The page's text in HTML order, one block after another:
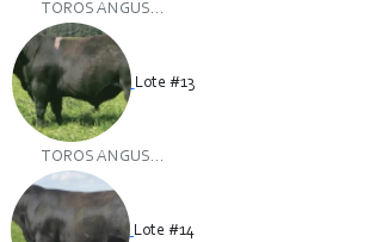
TOROS ANGUS...
Lote #13
TOROS ANGUS...
Lote #14